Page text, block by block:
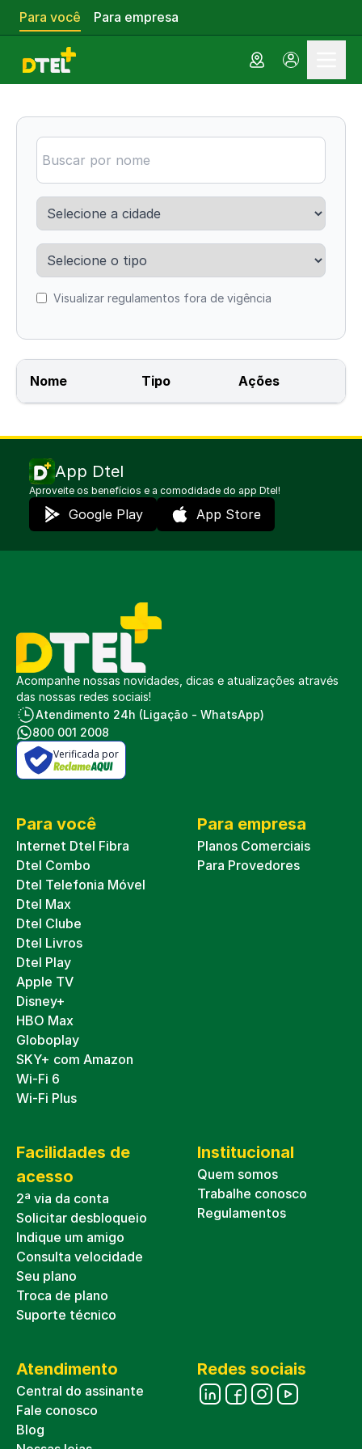
Para você Para empresa
Visualizar regulamentos fora de vigência
Nome Tipo Ações
App Dtel
Aproveite os benefícios e a comodidade do app Dtel!
Google Play App Store
Acompanhe nossas novidades, dicas e atualizações através
das nossas redes sociais!
Atendimento 24h (Ligação - WhatsApp)
800 001 2008
Verificada por
Para você
Internet Dtel Fibra
Dtel Combo
Dtel Telefonia Móvel
Dtel Max
Dtel Clube
Dtel Livros
Dtel Play
Apple TV
Disney+
HBO Max
Globoplay
SKY+ com Amazon
Wi-Fi 6
Wi-Fi Plus
Para empresa
Planos Comerciais
Para Provedores
Facilidades de
acesso
2ª via da conta
Solicitar desbloqueio
Indique um amigo
Consulta velocidade
Seu plano
Troca de plano
Suporte técnico
Institucional
Quem somos
Trabalhe conosco
Regulamentos
Atendimento
Central do assinante
Fale conosco
Blog
Redes sociais